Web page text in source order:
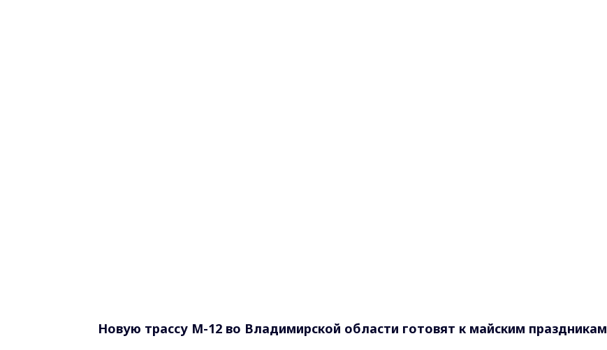
Новую трассу М-12 во Владимирской области готовят к майским праздникам